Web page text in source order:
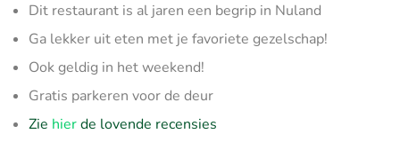
Dit restaurant is al jaren een begrip in Nuland
Ga lekker uit eten met je favoriete gezelschap!
Ook geldig in het weekend!
Gratis parkeren voor de deur
Zie hierde lovende recensies